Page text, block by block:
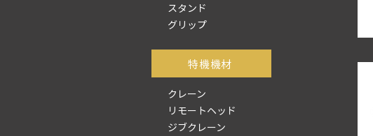
スタンド
グリップ
​特機機材
クレーン
リモートヘッド
ジブクレーン